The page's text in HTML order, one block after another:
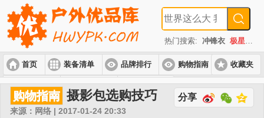
热门搜索: 冲锋衣 极星
首页 装备清单 品牌排行 购物指南
入门套装 进阶套装 高端套装
收藏夹
购物指南 摄影包选购技巧 分享
来源：网络 | 2017-01-24 20:33